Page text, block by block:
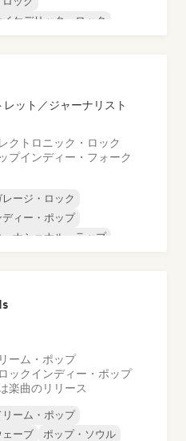
イケデリック・ロック
レット／ジャーナリスト
クトロニック・ロック
プインディー・フォーク
レージ・ロック
ディー・ポップ
ーナショナル・ラップ
ーム・ポップ
ックインディー・ポップ
楽曲のリリース
リーム・ポップ
ェーブ
ポップ・ソウル